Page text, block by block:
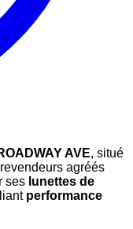
AVE, situé
agréés
ses lunettes de
performance